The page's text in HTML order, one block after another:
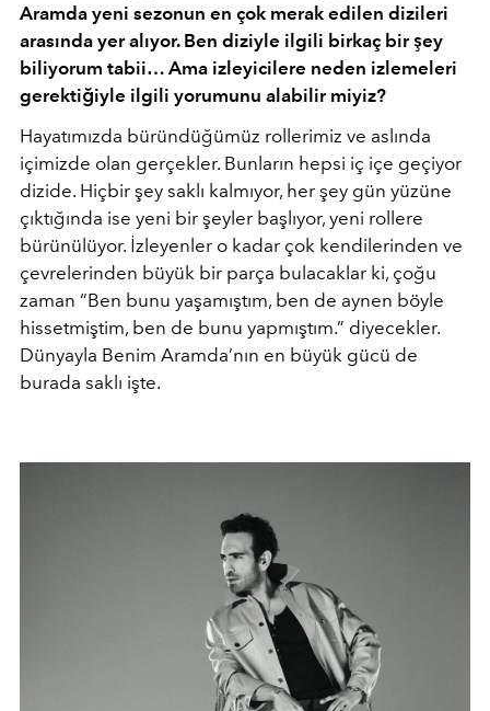
Aramda yeni sezonun en çok merak edilen dizileri
arasında yer alıyor. Ben diziyle ilgili birkaç bir şey
biliyorum tabii… Ama izleyicilere neden izlemeleri
gerektiğiyle ilgili yorumunu alabilir miyiz?
Hayatımızda büründüğümüz rollerimiz ve aslında
içimizde olan gerçekler. Bunların hepsi iç içe geçiyor
dizide. Hiçbir şey saklı kalmıyor, her şey gün yüzüne
çıktığında ise yeni bir şeyler başlıyor, yeni rollere
bürünülüyor. İzleyenler o kadar çok kendilerinden ve
çevrelerinden büyük bir parça bulacaklar ki, çoğu
zaman “Ben bunu yaşamıştım, ben de aynen böyle
hissetmiştim, ben de bunu yapmıştım.” diyecekler.
Dünyayla Benim Aramda’nın en büyük gücü de
burada saklı işte.